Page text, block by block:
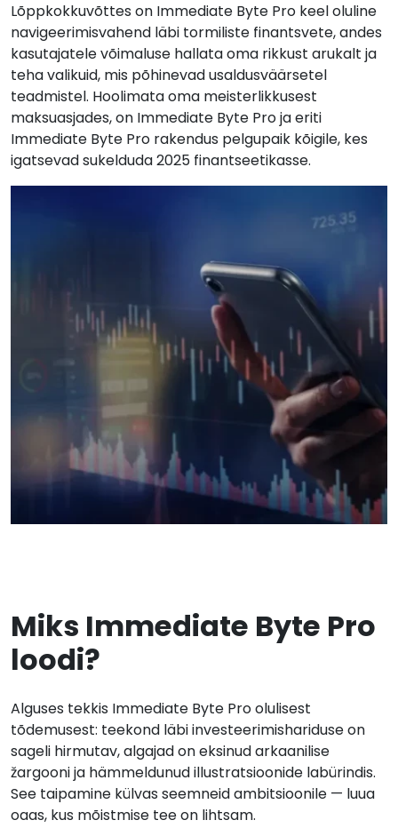
Lõppkokkuvõttes on Immediate Byte Pro keel oluline
navigeerimisvahend läbi tormiliste finantsvete, andes
kasutajatele võimaluse hallata oma rikkust arukalt ja
teha valikuid, mis põhinevad usaldusväärsetel
teadmistel. Hoolimata oma meisterlikkusest
maksuasjades, on Immediate Byte Pro ja eriti
Immediate Byte Pro rakendus pelgupaik kõigile, kes
igatsevad sukelduda 2025 finantseetikasse.
Miks Immediate Byte Pro
loodi?
Alguses tekkis Immediate Byte Pro olulisest
tõdemusest: teekond läbi investeerimishariduse on
sageli hirmutav, algajad on eksinud arkaanilise
žargooni ja hämmeldunud illustratsioonide labürindis.
See taipamine külvas seemneid ambitsioonile — luua
oaas, kus mõistmise tee on lihtsam.